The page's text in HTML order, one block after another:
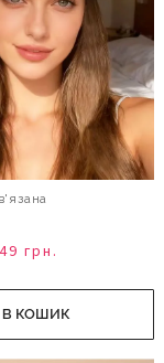
49 грн.
В КОШИК